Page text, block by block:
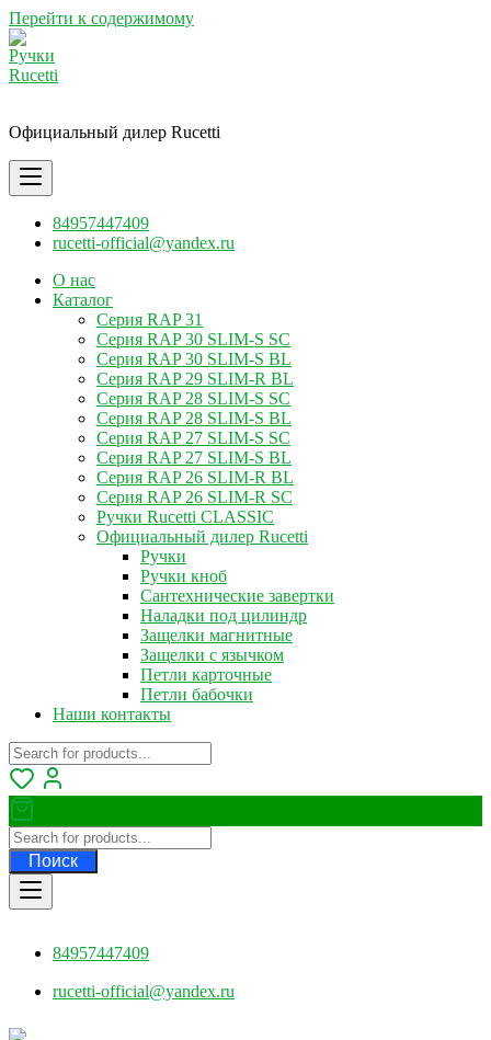
Перейти к содержимому
Официальный дилер Rucetti
84957447409
rucetti-official@yandex.ru
О нас
Каталог
Серия RAP 31
Серия RAP 30 SLIM-S SC
Серия RAP 30 SLIM-S BL
Серия RAP 29 SLIM-R BL
Серия RAP 28 SLIM-S SC
Серия RAP 28 SLIM-S BL
Серия RAP 27 SLIM-S SC
Серия RAP 27 SLIM-S BL
Серия RAP 26 SLIM-R BL
Серия RAP 26 SLIM-R SC
Ручки Rucetti CLASSIC
Официальный дилер Rucetti
Ручки
Ручки кноб
Сантехнические завертки
Наладки под цилиндр
Защелки магнитные
Защелки с язычком
Петли карточные
Петли бабочки
Наши контакты
Поиск
84957447409
rucetti-official@yandex.ru